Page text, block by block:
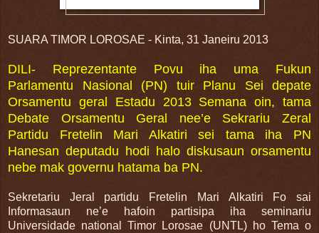
SUARA TIMOR LOROSAE - Kinta, 31 Janeiru 2013
DILI- Reprezentante Povu iha uma Fukun
Parlamentu Nasional (PN) tuir Planu Sei depate
Orsamentu geral Estadu 2013 Semana oin, tama
Debate Orsamentu Geral nee’e Sekrariu Zeral
Partidu Fretelin Mari Alkatiri sei tama iha PN
Hanesan deputadu hodi halo diskusaun orsamentu
nebe mak governu hatama ba PN.
Sekretariu Jeral partidu Fretelin Mari Alkatiri Fo sai
Informasaun ne’e hafoin partisipa iha seminariu
Universidade national Timor Lorosae (UNTL) ho Tema o